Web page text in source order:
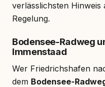
verlässlichsten Hinweis
Regelung.
Bodensee-Radweg
Immenstaad
Wer Friedrichshafen
dem Bodensee-